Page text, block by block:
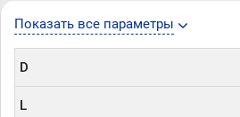
Показать все параметры
D
L